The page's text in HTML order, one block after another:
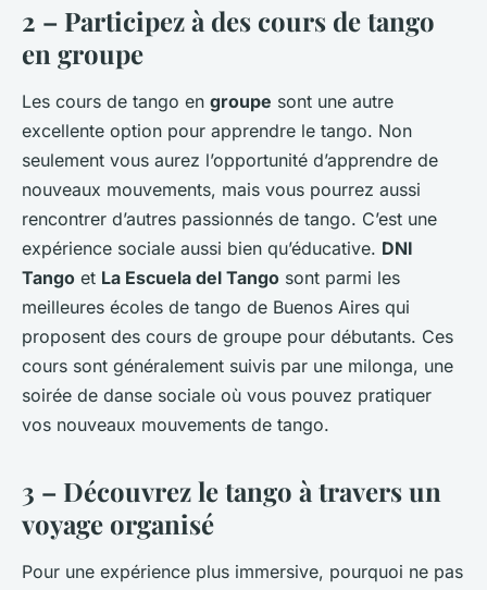
2 – Participez à des cours de tango
en groupe
Les cours de tango en groupe sont une autre
excellente option pour apprendre le tango. Non
seulement vous aurez l’opportunité d’apprendre de
nouveaux mouvements, mais vous pourrez aussi
rencontrer d’autres passionnés de tango. C’est une
expérience sociale aussi bien qu’éducative. DNI
Tango et La Escuela del Tango sont parmi les
meilleures écoles de tango de Buenos Aires qui
proposent des cours de groupe pour débutants. Ces
cours sont généralement suivis par une milonga, une
soirée de danse sociale où vous pouvez pratiquer
vos nouveaux mouvements de tango.
3 – Découvrez le tango à travers un
voyage organisé
Pour une expérience plus immersive, pourquoi ne pas